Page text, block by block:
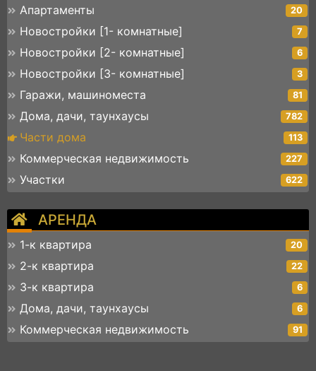
Апартаменты 20
Новостройки [1- комнатные] 7
Новостройки [2- комнатные] 6
Новостройки [3- комнатные] 3
Гаражи, машиноместа 81
Дома, дачи, таунхаусы 782
Части дома 113
Коммерческая недвижимость 227
Участки 622
АРЕНДА
1-к квартира 20
2-к квартира 22
3-к квартира 6
Дома, дачи, таунхаусы 6
Коммерческая недвижимость 91